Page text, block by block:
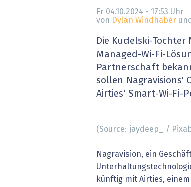
» alle News
Fr 04.10.2024 - 17:53 Uhr
von Dylan Windhaber
Die Kudelski-
Managed-Wi-Fi-
Partnerschaft
sollen Nagravisions'
Airties' Smart-Wi-Fi-
(Source: jaydeep_ /
Nagravision, ein
künftig mit Airties,